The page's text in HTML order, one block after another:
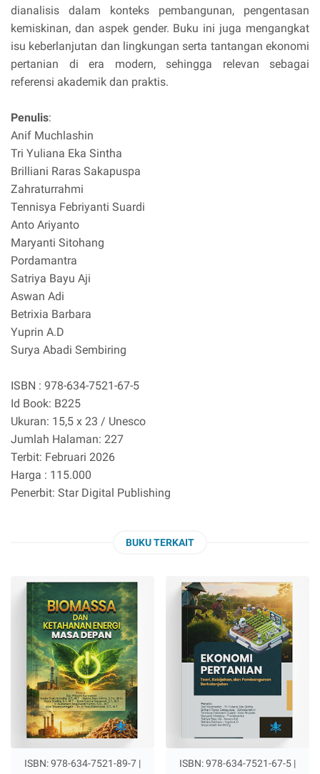
dianalisis dalam konteks pembangunan, pengentasan
kemiskinan, dan aspek gender. Buku ini juga mengangkat
isu keberlanjutan dan lingkungan serta tantangan ekonomi
pertanian di era modern, sehingga relevan sebagai
referensi akademik dan praktis.
Penulis:
Anif Muchlashin
Tri Yuliana Eka Sintha
Brilliani Raras Sakapuspa
Zahraturrahmi
Tennisya Febriyanti Suardi
Anto Ariyanto
Maryanti Sitohang
Pordamantra
Satriya Bayu Aji
Aswan Adi
Betrixia Barbara
Yuprin A.D
Surya Abadi Sembiring
ISBN : 978-634-7521-67-5
Id Book: B225
Ukuran: 15,5 x 23 / Unesco
Jumlah Halaman: 227
Terbit: Februari 2026
Harga : 115.000
Penerbit: Star Digital Publishing
BUKU TERKAIT
ISBN: 978-634-7521-89-7 |
ISBN: 978-634-7521-67-5 |